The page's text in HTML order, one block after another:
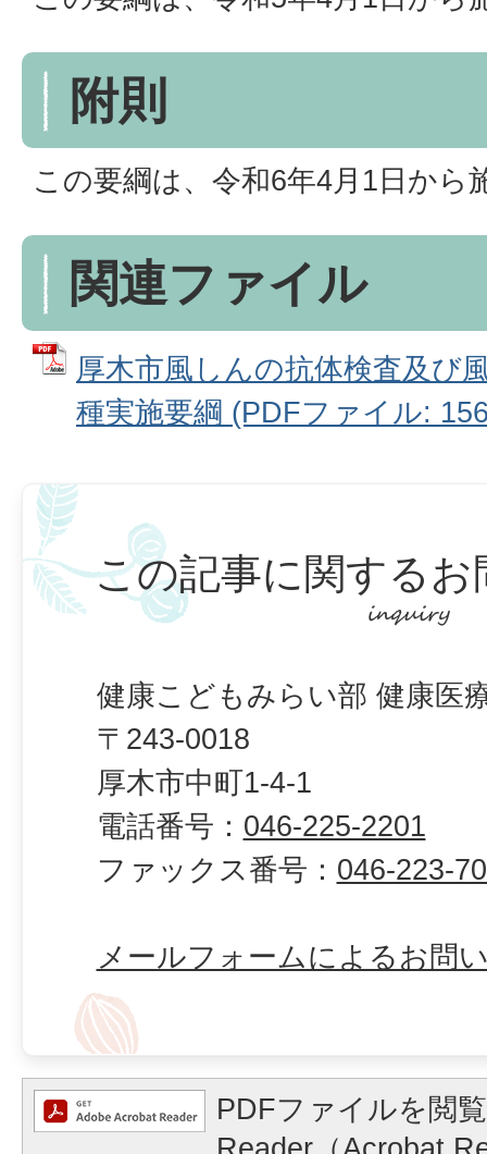
附則
この要綱は、令和6年4月1日から
関連ファイル
厚木市風しんの抗体検査及び
種実施要綱 (PDFファイル:
この記事に関するお
健康こどもみらい部 健康医
〒243-0018
厚木市中町1-4-1
電話番号： 046-225-2201
ファックス番号： 046-223-
メールフォームによるお問
PDFファイルを閲